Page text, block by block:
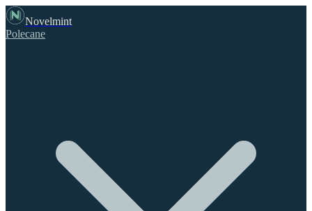
Novelmint
Polecane